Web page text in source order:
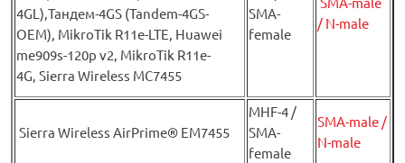
4GL),Тандем-4GS (Tandem-4GS-
OEM), MikroTik R11e-LTE, Huawei
me909s-120p v2, MikroTik R11e-
4G, Sierra Wireless MC7455
SMA-
female
/ N-male
Sierra Wireless AirPrime® EM7455
MHF-4 /
SMA-
female
SMA-male /
N-male